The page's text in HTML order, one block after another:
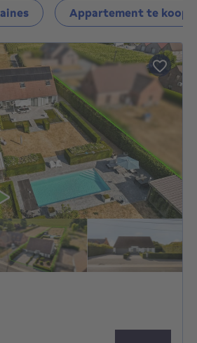
Appartement te koop